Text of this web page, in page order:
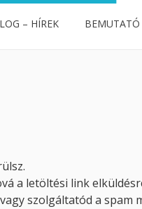
– HÍREK BEMUTATÓ
a letöltési link
szolgáltatód a